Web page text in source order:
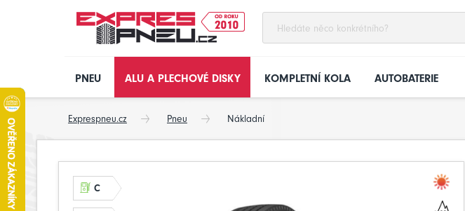
PNEU ALU A PLECHOVÉ DISKY KOMPLETNÍ KOLA AUTOBATERIE
Exprespneu.cz Pneu Nákladní
C